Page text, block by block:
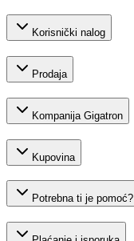
Korisnički nalog
Prodaja
Kompanija Gigatron
Kupovina
Potrebna ti je pomoć?